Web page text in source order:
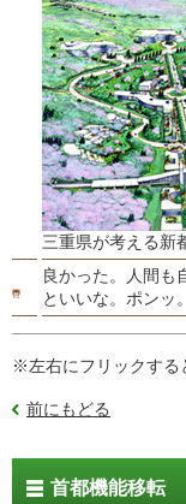
三重県が考える新
良かった。人間も
といいな。ポンッ。
※左右にフリックする
前にもどる
首都機能移転